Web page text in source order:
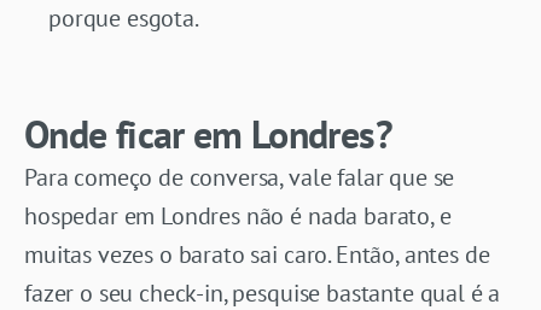
porque esgota.
Onde ficar em Londres?
Para começo de conversa, vale falar que se
hospedar em Londres não é nada barato, e
muitas vezes o barato sai caro. Então, antes de
fazer o seu check-in, pesquise bastante qual é a